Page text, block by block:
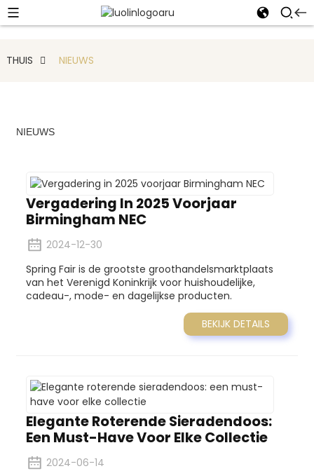
THUIS NIEUWS
NIEUWS
Vergadering In 2025 Voorjaar
Birmingham NEC
2024-12-30
Spring Fair is de grootste groothandelsmarktplaats
van het Verenigd Koninkrijk voor huishoudelijke,
cadeau-, mode- en dagelijkse producten.
BEKIJK DETAILS
Elegante Roterende Sieradendoos:
Een Must-Have Voor Elke Collectie
2024-06-14